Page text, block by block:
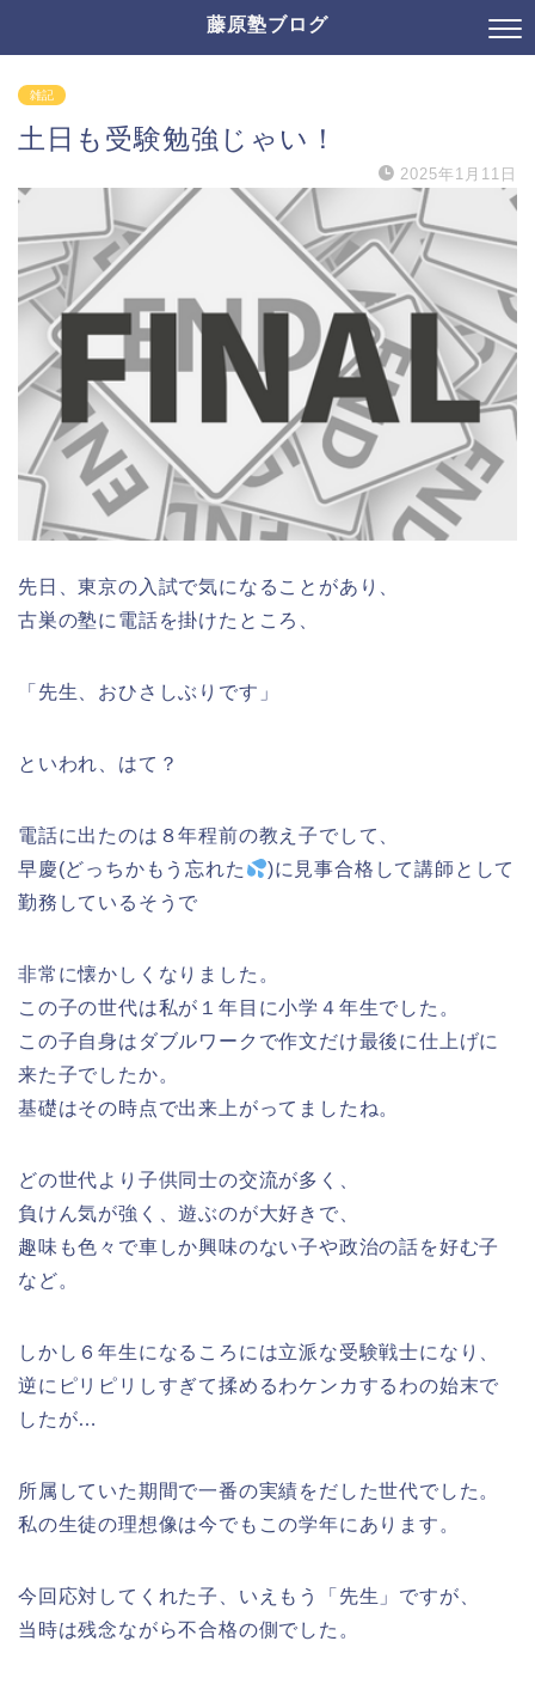
藤原塾ブログ
雑記
土日も受験勉強じゃい！
2025年1月11日
先日、東京の入試で気になることがあり、
古巣の塾に電話を掛けたところ、
「先生、おひさしぶりです」
といわれ、はて？
電話に出たのは８年程前の教え子でして、
早慶(どっちかもう忘れた
)に見事合格して講師として
勤務しているそうで
非常に懐かしくなりました。
この子の世代は私が１年目に小学４年生でした。
この子自身はダブルワークで作文だけ最後に仕上げに
来た子でしたか。
基礎はその時点で出来上がってましたね。
どの世代より子供同士の交流が多く、
負けん気が強く、遊ぶのが大好きで、
趣味も色々で車しか興味のない子や政治の話を好む子
など。
しかし６年生になるころには立派な受験戦士になり、
逆にピリピリしすぎて揉めるわケンカするわの始末で
したが…
所属していた期間で一番の実績をだした世代でした。
私の生徒の理想像は今でもこの学年にあります。
今回応対してくれた子、いえもう「先生」ですが、
当時は残念ながら不合格の側でした。